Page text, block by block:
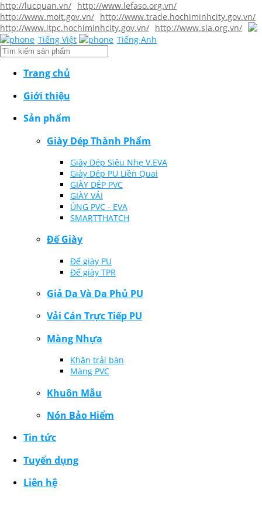
http://lucquan.vn/ http://www.lefaso.org.vn/
http://www.moit.gov.vn/ http://www.trade.hochiminhcity.gov.vn/
http://www.itpc.hochiminhcity.gov.vn/ http://www.sla.org.vn/
Tiếng Việt
Tiếng Anh
Trang chủ
Giới thiệu
Sản phẩm
Giày Dép Thành Phẩm
Giày Dép Siêu Nhẹ V.EVA
Giày Dép PU Liền Quai
GIÀY DÉP PVC
GIÀY VẢI
ỦNG PVC - EVA
SMARTTHATCH
Đế Giày
Đế giày PU
Đế giày TPR
Giả Da Và Da Phủ PU
Vải Cán Trực Tiếp PU
Màng Nhựa
Khăn trải bàn
Màng PVC
Khuôn Mẫu
Nón Bảo Hiểm
Tin tức
Tuyển dụng
Liên hệ